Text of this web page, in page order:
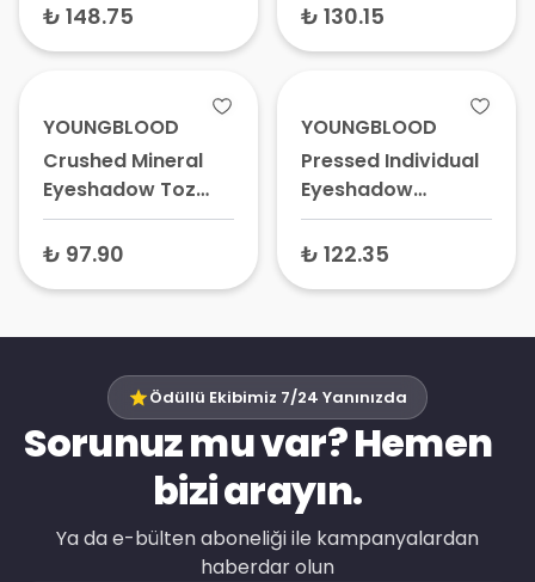
₺ 148.75 ₺ 130.15
YOUNGBLOOD
Crushed Mineral
Eyeshadow Toz
Mineral Far Raven 2
gr
₺ 97.90
YOUNGBLOOD
Pressed Individual
Eyeshadow
Sıkıştırılmış Göz
Farı Alabaster
₺ 122.35
Ödüllü Ekibimiz 7/24 Yanınızda
Sorunuz mu var? Hemen
bizi arayın.
Ya da e-bülten aboneliği ile kampanyalardan
haberdar olun